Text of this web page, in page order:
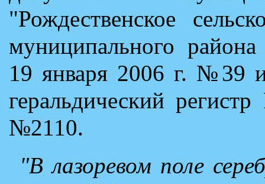
"Рождественское
муниципального
19 января 2006 г. №39
геральдический
№2110.
"В лазоревом поле